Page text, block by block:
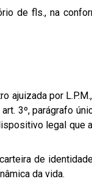
de fls., na
ajuizada por
3º, parágrafo
legal que
de
da vida.